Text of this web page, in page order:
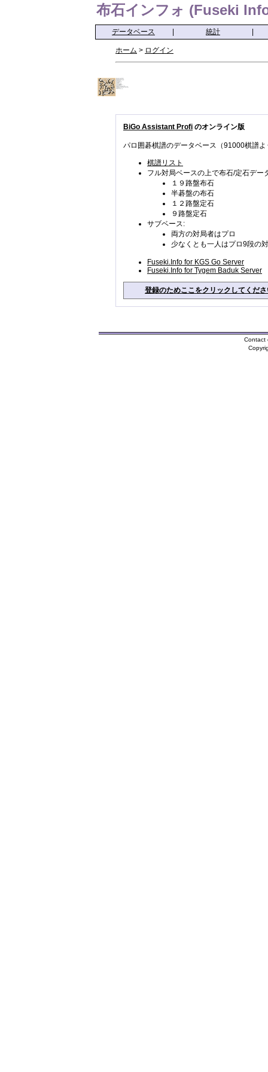
布石インフォ (Fuseki
データベース 統計
ホーム > ログイン
BiGo Assistant Profi のオンライン版
パロ囲碁棋譜のデータベース（91000棋譜よ
棋譜リスト
フル対局ベースの上で布石/定石デー
１９路盤布石
半碁盤の布石
１２路盤定石
９路盤定石
サブベース:
両方の対局者はプロ
少なくとも一人はプロ9段の
Fuseki.Info for KGS Go Server
Fuseki.Info for Tygem Baduk Server
登録のためここをクリックしてくだ
Contact